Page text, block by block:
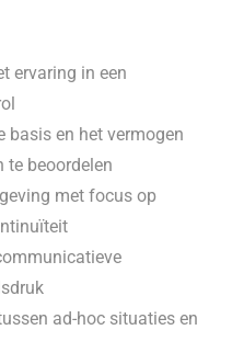
ervaring in een
basis en het vermogen
te beoordelen
met focus op
ad-hoc situaties en